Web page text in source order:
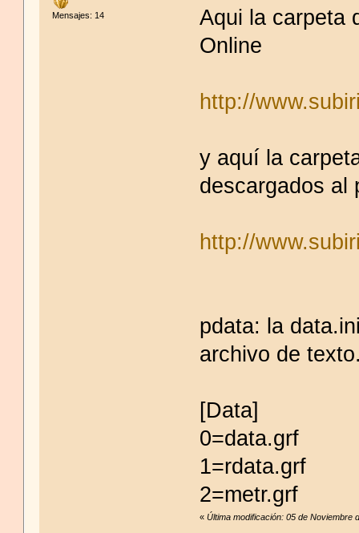
Mensajes: 14
Aqui la carpeta
Online
http://
y aquí la
descargados al
http://
pdata: la
archivo de
[Data]
0=data.grf
1=rdata.grf
2=metr.grf
«Última modificación: 05 de Noviembre